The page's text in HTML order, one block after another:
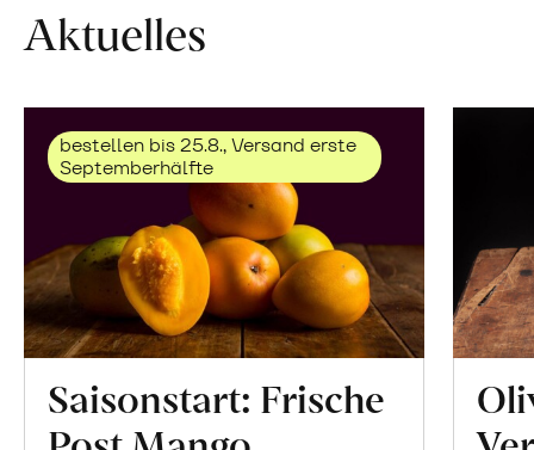
Aktuelles
bestellen bis 25.8., Versand erste
Septemberhälfte
Saisonstart: Frische